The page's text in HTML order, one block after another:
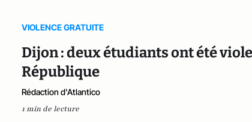
VIOLENCE GRATUITE
Dijon : deux étudiants ont été
République
Rédaction d'Atlantico
1 min de lecture